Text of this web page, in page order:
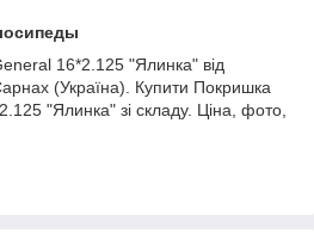
16*2.125 "Ялинка" від
(Україна). Купити Покришка
"Ялинка" зі складу. Ціна, фото,